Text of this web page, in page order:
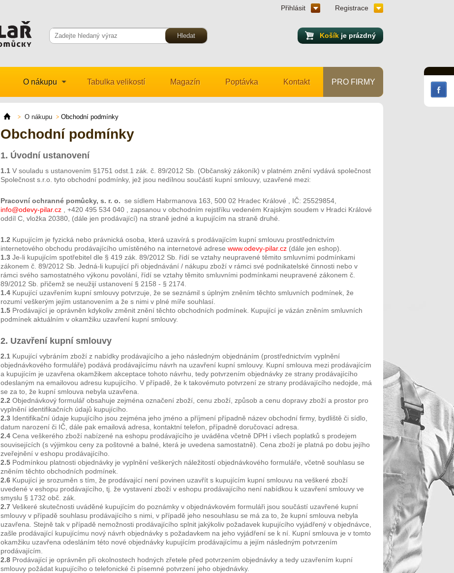
Košík je prázdný
Přihlásit Registrace
O nákupu Tabulka velikostí Magazín Poptávka Kontakt PRO FIRMY
O nákupu Obchodní podmínky
Obchodní podmínky
1. Úvodní ustanovení
1.1 V souladu s ustanovením §1751 odst.1 zák. č. 89/2012 Sb. (Občanský zákoník) v platném znění vydává společnost
Společnost s.r.o. tyto obchodní podmínky, jež jsou nedílnou součástí kupní smlouvy, uzavřené mezi:
Pracovní ochranné pomůcky, s. r. o. se sídlem Habrmanova 163, 500 02 Hradec Králové , IČ: 25529854,
info@odevy-pilar.cz , +420 495 534 040 , zapsanou v obchodním rejstříku vedeném Krajským soudem v Hradci Králové
oddíl C, vložka 20380, (dále jen prodávající) na straně jedné a kupujícím na straně druhé.
1.2 Kupujícím je fyzická nebo právnická osoba, která uzavírá s prodávajícím kupní smlouvu prostřednictvím
internetového obchodu prodávajícího umístěného na internetové adrese www.odevy-pilar.cz (dále jen eshop).
1.3 Je-li kupujícím spotřebitel dle § 419 zák. 89/2012 Sb. řídí se vztahy neupravené těmito smluvními podmínkami
zákonem č. 89/2012 Sb. Jedná-li kupující při objednávání / nákupu zboží v rámci své podnikatelské činnosti nebo v
rámci svého samostatného výkonu povolání, řídí se vztahy těmito smluvními podmínkami neupravené zákonem č.
89/2012 Sb. přičemž se neužijí ustanovení § 2158 - § 2174.
1.4 Kupující uzavřením kupní smlouvy potvrzuje, že se seznámil s úplným zněním těchto smluvních podmínek, že
rozumí veškerým jejím ustanovením a že s nimi v plné míře souhlasí.
1.5 Prodávající je oprávněn kdykoliv změnit znění těchto obchodních podmínek. Kupující je vázán zněním smluvních
podmínek aktuálním v okamžiku uzavření kupní smlouvy.
2. Uzavření kupní smlouvy
2.1 Kupující vybráním zboží z nabídky prodávajícího a jeho následným objednáním (prostřednictvím vyplnění
objednávkového formuláře) podává prodávajícímu návrh na uzavření kupní smlouvy. Kupní smlouva mezi prodávajícím
a kupujícím je uzavřena okamžikem akceptace tohoto návrhu, tedy potvrzením objednávky ze strany prodávajícího
odeslaným na emailovou adresu kupujícího. V případě, že k takovémuto potvrzení ze strany prodávajícího nedojde, má
se za to, že kupní smlouva nebyla uzavřena.
2.2 Objednávkový formulář obsahuje zejména označení zboží, cenu zboží, způsob a cenu dopravy zboží a prostor pro
vyplnění identifikačních údajů kupujícího.
2.3 Identifikační údaje kupujícího jsou zejména jeho jméno a příjmení případně název obchodní firmy, bydliště či sídlo,
datum narození či IČ, dále pak emailová adresa, kontaktní telefon, případně doručovací adresa.
2.4 Cena veškerého zboží nabízené na eshopu prodávajícího je uváděna včetně DPH i všech poplatků s prodejem
souvisejících (s výjimkou ceny za poštovné a balné, která je uvedena samostatně). Cena zboží je platná po dobu jejího
zveřejnění v eshopu prodávajícího.
2.5 Podmínkou platnosti objednávky je vyplnění veškerých náležitostí objednávkového formuláře, včetně souhlasu se
zněním těchto obchodních podmínek.
2.6 Kupující je srozuměn s tím, že prodávající není povinen uzavřít s kupujícím kupní smlouvu na veškeré zboží
uvedené v eshopu prodávajícího, tj. že vystavení zboží v eshopu prodávajícího není nabídkou k uzavření smlouvy ve
smyslu § 1732 obč. zák.
2.7 Veškeré skutečnosti uváděné kupujícím do poznámky v objednávkovém formuláři jsou součástí uzavřené kupní
smlouvy v případě souhlasu prodávajícího s nimi, v případě jeho nesouhlasu se má za to, že kupní smlouva nebyla
uzavřena. Stejně tak v případě nemožnosti prodávajícího splnit jakýkoliv požadavek kupujícího vyjádřený v objednávce,
zašle prodávající kupujícímu nový návrh objednávky s požadavkem na jeho vyjádření se k ní. Kupní smlouva je v tomto
okamžiku uzavřena odesláním této nové objednávky kupujícím prodávajícímu a jejím následným potvrzením
prodávajícím.
2.8 Prodávající je oprávněn při okolnostech hodných zřetele před potvrzením objednávky a tedy uzavřením kupní
smlouvy požádat kupujícího o telefonické či písemné potvrzení jeho objednávky.